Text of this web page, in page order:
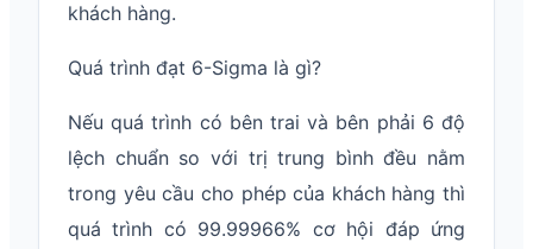
khách hàng.
Quá trình đạt 6-Sigma là gì?
Nếu quá trình có bên trai và bên phải 6 độ
lệch chuẩn so với trị trung bình đều nằm
trong yêu cầu cho phép của khách hàng thì
quá trình có 99.99966% cơ hội đáp ứng